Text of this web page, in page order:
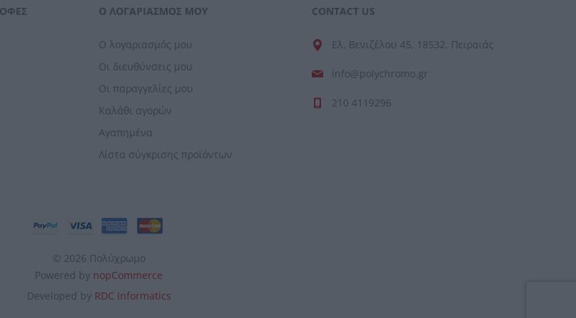
Ο ΛΟΓΑΡΙΑΣΜΌΣ ΜΟΥ
Ο λογαριασμός μου
Οι διευθύνσεις μου
Οι παραγγελίες μου
Καλάθι αγορών
Αγαπημένα
Λίστα σύγκρισης προϊόντων
CONTACT US
Ελ. Βενιζέλου 45, 18532, Πειραιάς
info@polychromo.gr
210 4119296
© 2026 Πολύχρωμο
Powered by nopCommerce
Developed by RDC Informatics